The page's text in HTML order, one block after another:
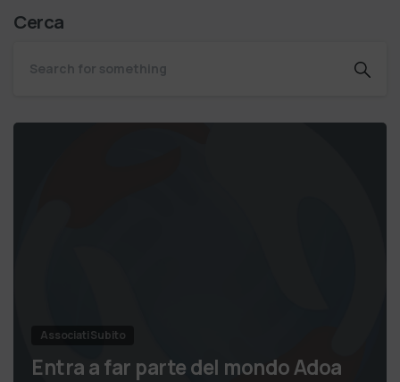
Cerca
Associati Subito
Entra a far parte del mondo Adoa